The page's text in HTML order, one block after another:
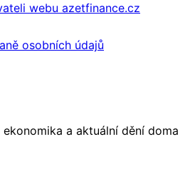
webu azetfinance.cz
osobních údajů
a aktuální dění doma